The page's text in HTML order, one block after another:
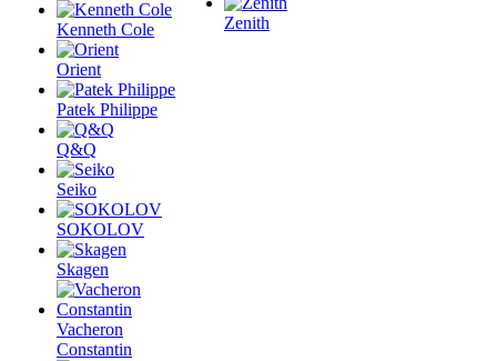
Kenneth Cole
Orient
Patek Philippe
Q&Q
Seiko
SOKOLOV
Skagen
Vacheron
Constantin
Zenith